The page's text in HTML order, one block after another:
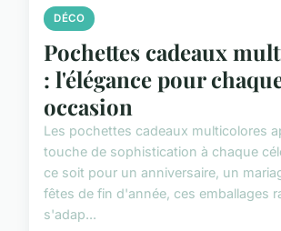
DÉCO
Pochettes cadeaux
: l'élégance pour
occasion
Les pochettes cadeaux multicolores
touche de sophistication à chaque
ce soit pour un anniversaire, un
fêtes de fin d'année, ces emballages
s'adap...